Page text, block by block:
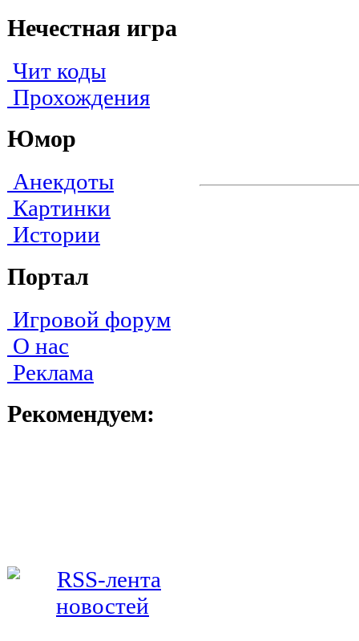
Нечестная игра
Чит коды
Прохождения
Юмор
Анекдоты
Картинки
Истории
Портал
Игровой форум
О нас
Реклама
Рекомендуем: